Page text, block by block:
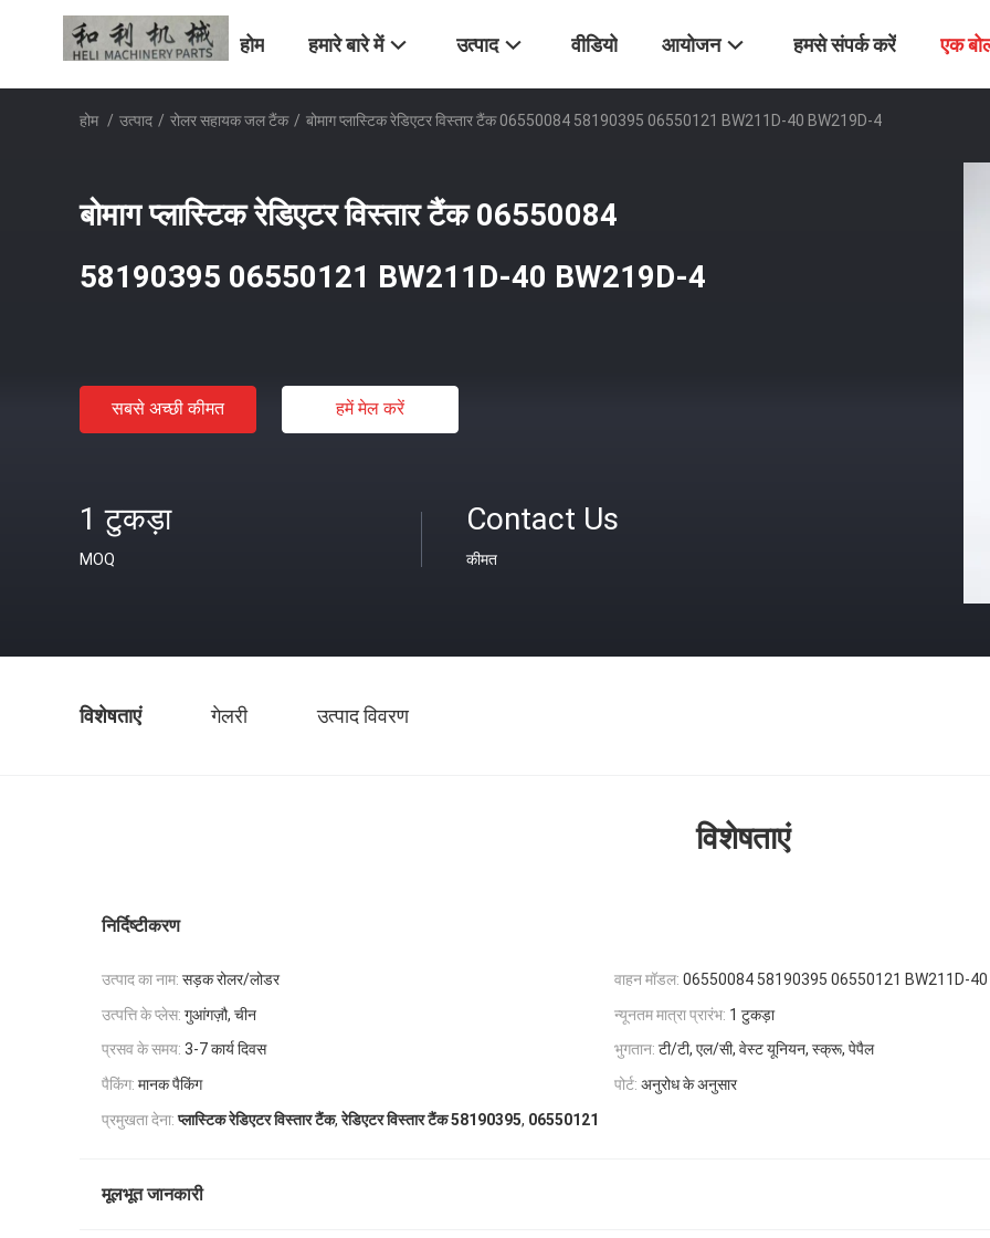
होम हमारे बारे में उत्पाद वीडियो आयोजन हमसे संपर्क करें एक
होम / उत्पाद / रोलर सहायक जल टैंक / बोमाग प्लास्टिक रेडिएटर विस्तार टैंक 06550084 58190395 06550121 BW211D-40 BW219D-4
बोमाग प्लास्टिक रेडिएटर विस्तार टैंक 06550084
58190395 06550121 BW211D-40 BW219D-4
सबसे अच्छी कीमत हमें मेल करें
1 टुकड़ा
MOQ
Contact Us
कीमत
विशेषताएं गेलरी उत्पाद विवरण
विशेषताएं
निर्दिष्टीकरण
उत्पाद का नाम: सड़क रोलर/लोडर वाहन मॉडल: 06550084 58190395 06550121 BW211D-40
उत्पत्ति के प्लेस: गुआंगज़ौ, चीन न्यूनतम मात्रा प्रारंभ: 1 टुकड़ा
प्रसव के समय: 3-7 कार्य दिवस भुगतान: टी/टी, एल/सी, वेस्ट यूनियन, स्क्रू, पेपैल
पैकिंग: मानक पैकिंग पोर्ट: अनुरोध के अनुसार
प्रमुखता देना: प्लास्टिक रेडिएटर विस्तार टैंक,रेडिएटर विस्तार टैंक 58190395, 06550121
मूलभूत जानकारी